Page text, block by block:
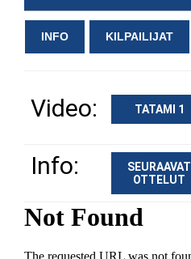
INFO KILPAILIJAT
Video: TATAMI 1
Info:
SEURAAVAT
OTTELUT